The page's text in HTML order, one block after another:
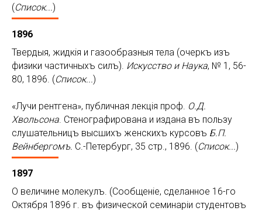
(Список...)
1896
Твердыя, жидкiя и газообразныя тела (очеркъ изъ
физики частичныхъ силъ). Искусство и Наука, № 1, 56-
80, 1896. (Список...)
«Лучи рентгена», публичная лекцiя проф. О.Д.
Хвольсона. Стенографирована и издана въ пользу
слушательницъ высшихъ женскихъ курсовъ Б.П.
Вейнбергомъ. С.-Петербург, 35 стр., 1896. (Список...)
1897
О величине молекулъ. (Сообщенiе, сделанное 16-го
Октября 1896 г. въ физической семинарiи студентовъ